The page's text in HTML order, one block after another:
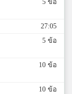
5 ข้อ
27:05
5 ข้อ
10 ข้อ
10 ข้อ